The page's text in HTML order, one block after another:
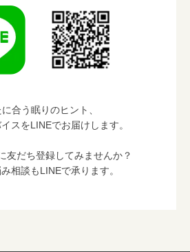
合う眠りのヒント、
スをLINEでお届けします。
友だち登録してみませんか？
相談もLINEで承ります。